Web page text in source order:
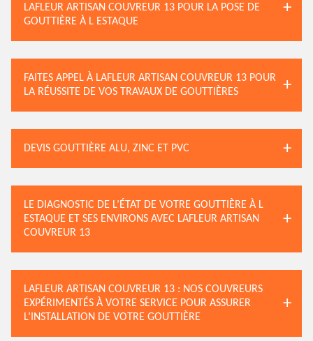
LAFLEUR ARTISAN COUVREUR 13 POUR LA POSE DE
GOUTTIÈRE À L ESTAQUE
FAITES APPEL À LAFLEUR ARTISAN COUVREUR 13 POUR
LA RÉUSSITE DE VOS TRAVAUX DE GOUTTIÈRES
DEVIS GOUTTIÈRE ALU, ZINC ET PVC
LE DIAGNOSTIC DE L’ÉTAT DE VOTRE GOUTTIÈRE À L
ESTAQUE ET SES ENVIRONS AVEC LAFLEUR ARTISAN
COUVREUR 13
LAFLEUR ARTISAN COUVREUR 13 : NOS COUVREURS
EXPÉRIMENTÉS À VOTRE SERVICE POUR ASSURER
L’INSTALLATION DE VOTRE GOUTTIÈRE